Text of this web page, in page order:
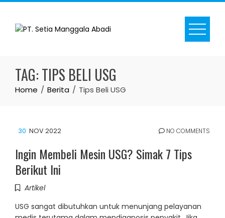
Skip
content
TAG:TIPS BELI USG
Home Berita Tips Beli USG
30 NOV 2022 NO COMMENTS
Ingin Membeli Mesin USG? Simak 7 Tips
Berikut Ini
Artikel
USG sangat dibutuhkan untuk menunjang pelayanan